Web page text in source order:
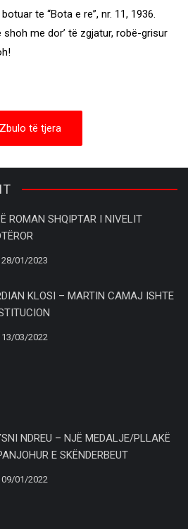
te “Bota e re”, nr. 11, 1936.
shoh me dor’ të zgjatur, robë-grisur
Zbulo të tjera
ROMAN SHQIPTAR I NIVELIT
28/01/2023
KLOSI – MARTIN CAMAJ ISHTE
13/03/2022
NDREU – NJË MEDALJE/PLLAKË
E SKËNDERBEUT
09/01/2022